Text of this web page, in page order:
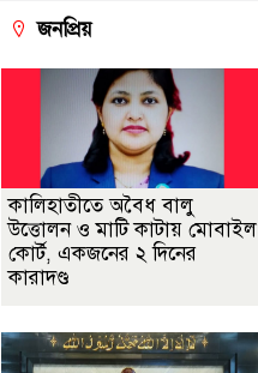
জনপ্রিয়
কালিহাতীতে অবৈধ বালু
উত্তোলন ও মাটি কাটায় মোবাইল
কোর্ট, একজনের ২ দিনের
কারাদণ্ড